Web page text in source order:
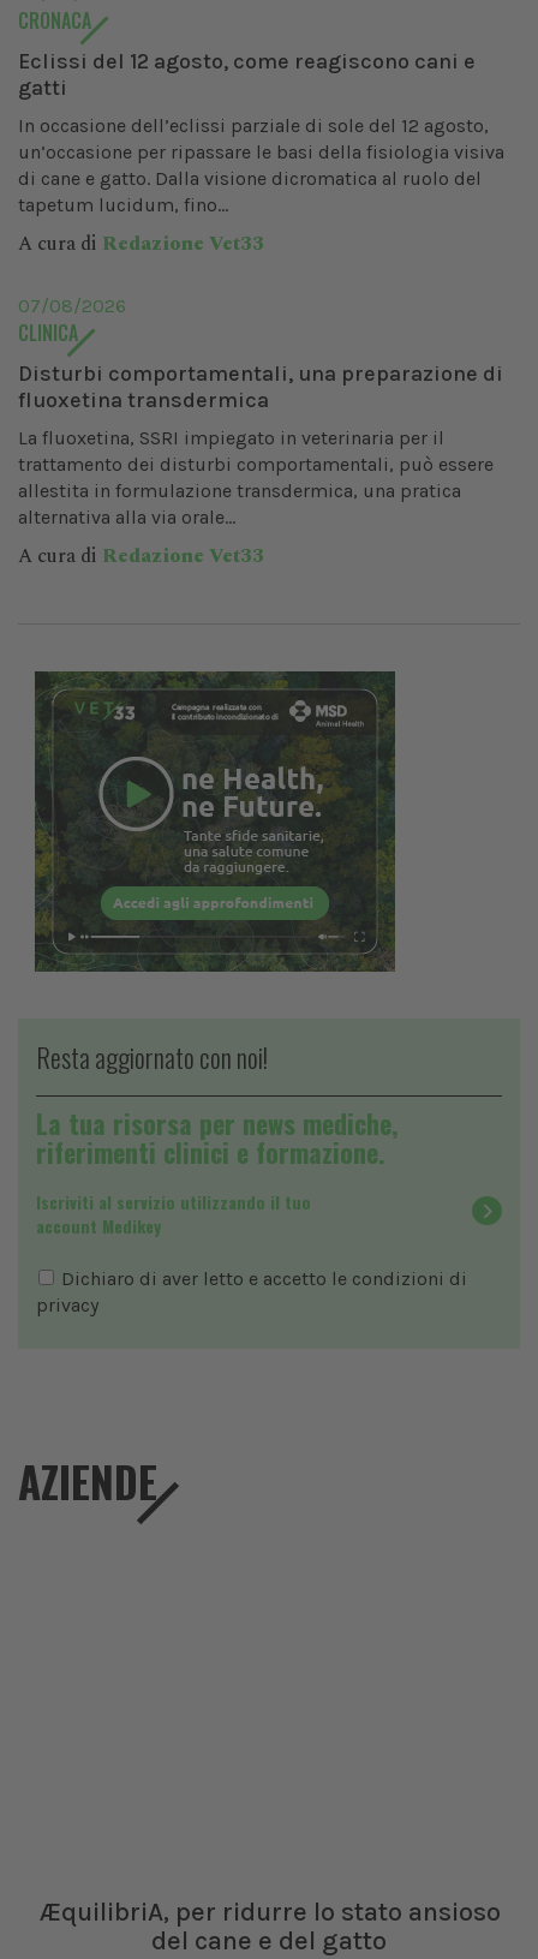
CRONACA
Eclissi del 12 agosto, come reagiscono cani e
gatti
In occasione dell’eclissi parziale di sole del 12 agosto,
un’occasione per ripassare le basi della fisiologia visiva
di cane e gatto. Dalla visione dicromatica al ruolo del
tapetum lucidum, fino...
A cura di Redazione Vet33
07/08/2026
CLINICA
Disturbi comportamentali, una preparazione di
fluoxetina transdermica
La fluoxetina, SSRI impiegato in veterinaria per il
trattamento dei disturbi comportamentali, può essere
allestita in formulazione transdermica, una pratica
alternativa alla via orale...
A cura di Redazione Vet33
Resta aggiornato con noi!
La tua risorsa per news mediche,
riferimenti clinici e formazione.
Iscriviti al servizio utilizzando il tuo
account Medikey
Dichiaro di aver letto e accetto le condizioni di
privacy
AZIENDE
ÆquilibriA, per ridurre lo stato ansioso
del cane e del gatto